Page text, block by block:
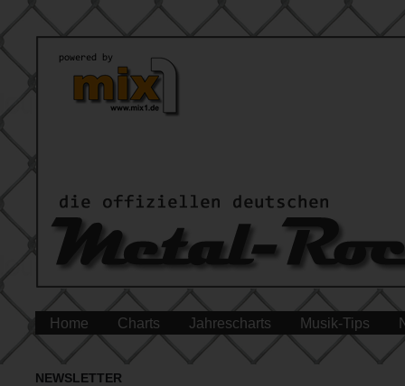
Home Charts Jahrescharts Musik-Tips
NEWSLETTER